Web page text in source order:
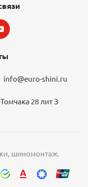
info@euro-shini.ru
28 лит З
шиномонтаж.